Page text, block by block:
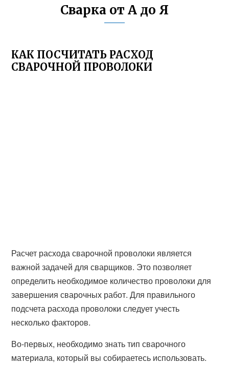
Сварка от А до Я
КАК ПОСЧИТАТЬ РАСХОД
СВАРОЧНОЙ ПРОВОЛОКИ
Расчет расхода сварочной проволоки является
важной задачей для сварщиков. Это позволяет
определить необходимое количество проволоки для
завершения сварочных работ. Для правильного
подсчета расхода проволоки следует учесть
несколько факторов.
Во-первых, необходимо знать тип сварочного
материала, который вы собираетесь использовать.